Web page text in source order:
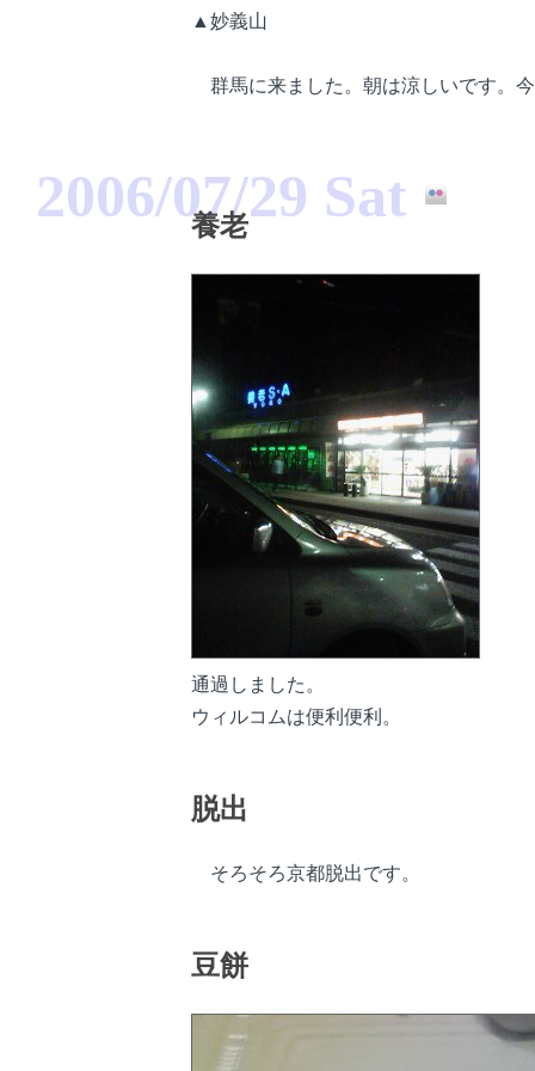
▲妙義山
群馬に来ました。朝は涼しいです。
2006/07/29 Sat
養老
通過しました。
ウィルコムは便利便利。
脱出
そろそろ京都脱出です。
豆餅